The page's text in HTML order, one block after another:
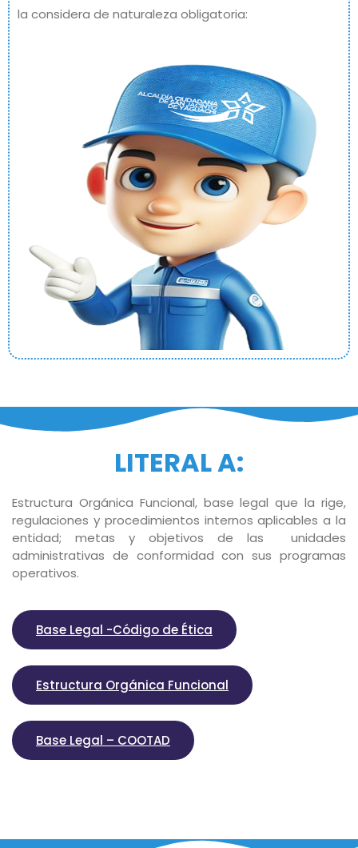
la considera de naturaleza obligatoria:
LITERAL A:
Estructura Orgánica Funcional, base legal que la rige,
regulaciones y procedimientos internos aplicables a la
entidad; metas y objetivos de las unidades
administrativas de conformidad con sus programas
operativos.
Base Legal -Código de Ética
Estructura Orgánica Funcional
Base Legal – COOTAD